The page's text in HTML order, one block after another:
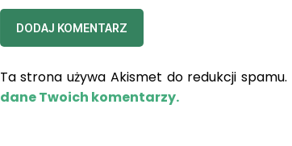
Ta strona używa Akismet do redukcji spamu.
dane Twoich komentarzy.